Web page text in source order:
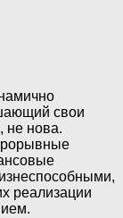
свои
не нова.
реализации